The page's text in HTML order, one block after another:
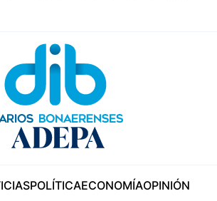
POLÍTICAECONOMÍAOPINIÓN